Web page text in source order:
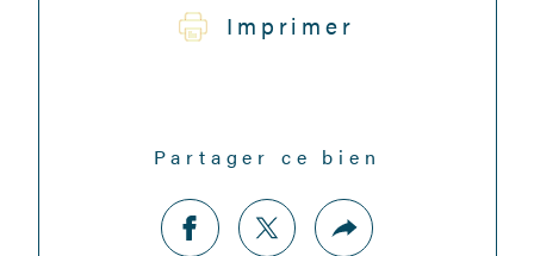
Imprimer
Partager ce bien